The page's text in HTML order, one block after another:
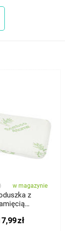
w magazynie
z
40 x 60
zł